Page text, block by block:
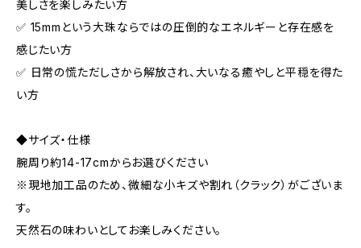
美しさを楽しみたい方
✅ 15mmという大珠ならではの圧倒的なエネルギーと存在感を
感じたい方
✅ 日常の慌ただしさから解放され、大いなる癒やしと平穏を得た
い方
◆サイズ・仕様
腕周り約14-17cmからお選びください
※現地加工品のため、微細な小キズや割れ（クラック）がございま
す。
天然石の味わいとしてお楽しみください。